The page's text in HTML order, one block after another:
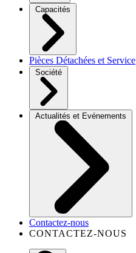
Capacités
Pièces Détachées et Service
Société
Actualités et Evénements
Contactez-nous
CONTACTEZ-NOUS